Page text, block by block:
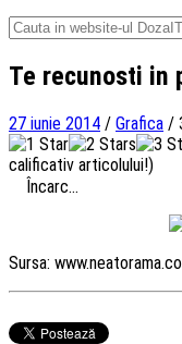
Caută
după:
Te recunosti in
27 iunie 2014 / Grafica /
calificativ articolului!)
Încarc...
Sursa: